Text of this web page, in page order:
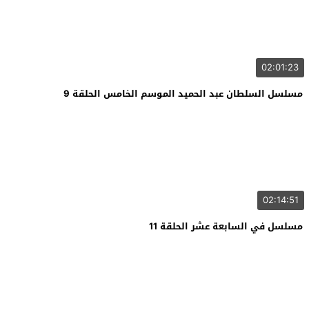
02:01:23
مسلسل السلطان عبد الحميد الموسم الخامس الحلقة 9
02:14:51
مسلسل في السابعة عشر الحلقة 11